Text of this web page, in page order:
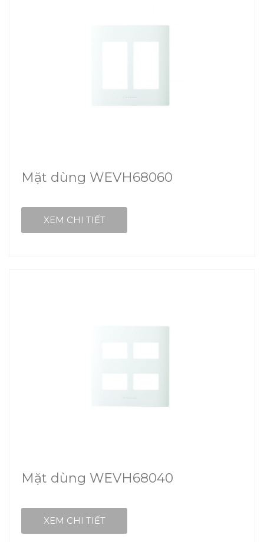
Mặt dùng WEVH68060
XEM CHI TIẾT
Mặt dùng WEVH68040
XEM CHI TIẾT